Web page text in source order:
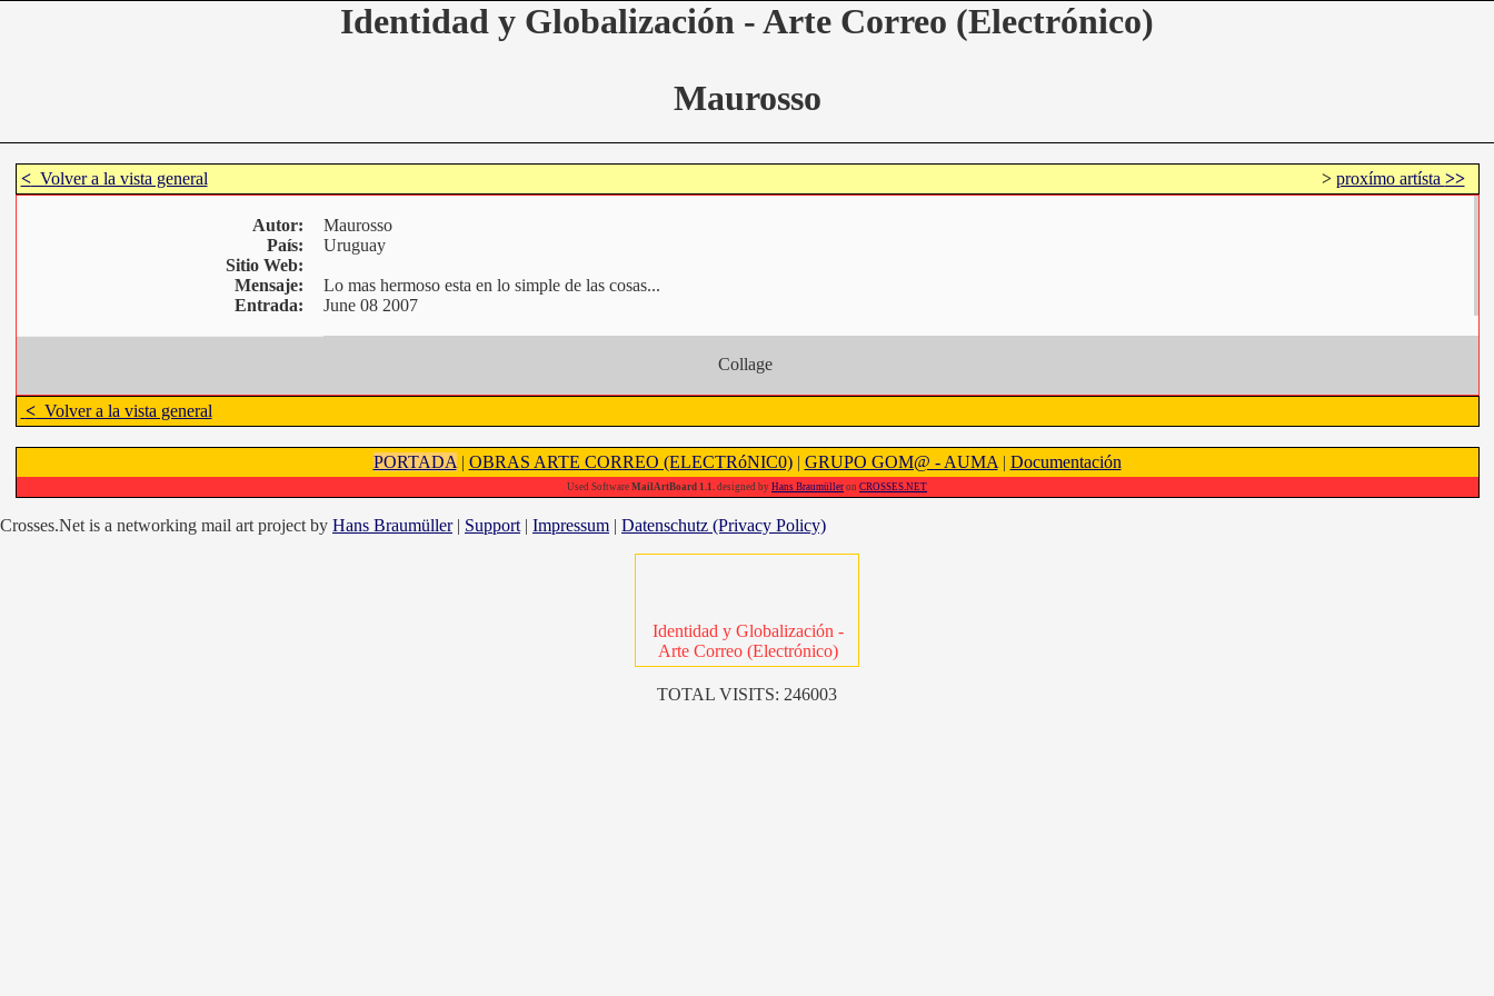
Identidad y Globalización - Arte Correo (Electrónico)
Maurosso
<Volver a la vista general > proxímo artísta >>
Autor:
País:
Sitio Web:
Mensaje:
Maurosso
Uruguay
Lo mas hermoso esta en lo simple de las cosas...
Entrada:
June 08 2007
Collage
<Volver a la vista general
PORTADA | OBRAS ARTE CORREO (ELECTRóNIC0)| GRUPO GOM@ - AUMA | Documentación
Used Software MailArtBoard 1.1. designed by Hans Braumüller on CROSSES.NET
Crosses.Net is a networking mail art project by Hans Braumüller| Support | Impressum | Datenschutz (Privacy Policy)
Identidad y Globalización -
Arte Correo (Electrónico)
TOTAL VISITS: 246003